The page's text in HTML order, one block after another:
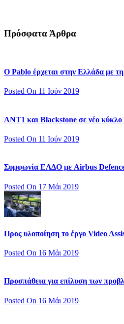
Πρόσφατα Άρθρα
Ο Pablo έρχεται στην Ελλάδα με
Posted On 11 Ιούν 2019
ΑΝΤ1 και Blackstone σε νέο κύκλο
Posted On 11 Ιούν 2019
Συμφωνία ΕΛΔΟ με Airbus
Posted On 17 Μάι 2019
Προς υλοποίηση το έργο Video
Posted On 16 Μάι 2019
Προσπάθεια για επίλυση των
Posted On 16 Μάι 2019